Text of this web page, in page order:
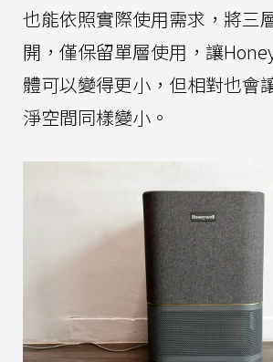
也能依照實際使用需求，將三
開，僅保留單層使用，讓
體可以變得更小，但相對也會
淨空間同樣變小。